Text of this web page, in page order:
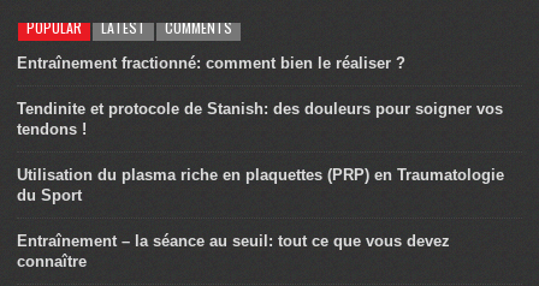
POPULAR LATEST COMMENTS
Entraînement fractionné: comment bien le réaliser ?
Tendinite et protocole de Stanish: des douleurs pour soigner vos
tendons !
Utilisation du plasma riche en plaquettes (PRP) en Traumatologie
du Sport
Entraînement – la séance au seuil: tout ce que vous devez
connaître